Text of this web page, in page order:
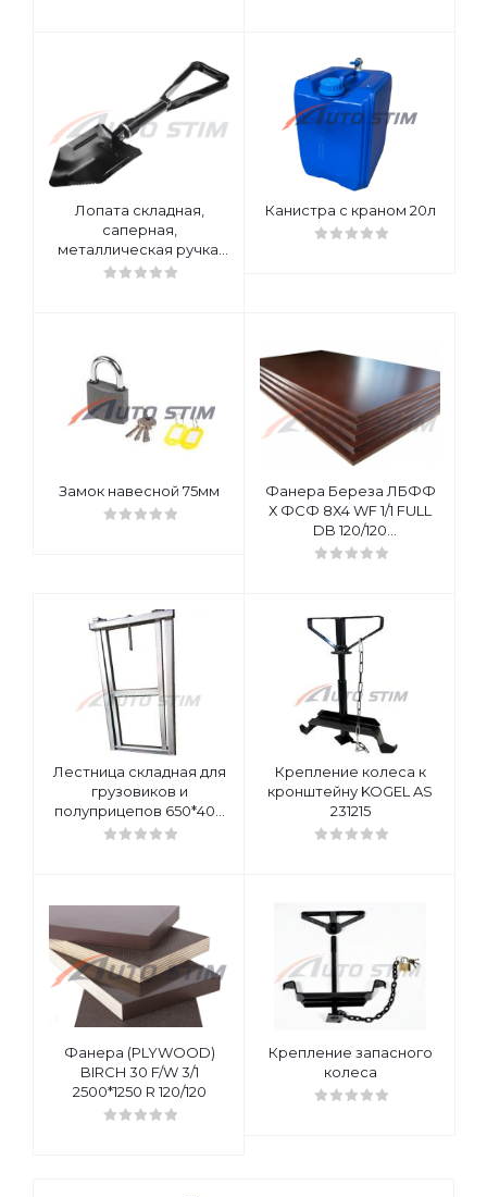
Лопата складная,
саперная,
металлическая ручка,
GRINDA
Канистра с краном 20л
Замок навесной 75мм
Фанера Береза ЛБФФ
Х ФСФ 8Х4 WF 1/1 FULL
DB 120/120
2500x1250x27мм
Лестница складная для
грузовиков и
полуприцепов 650*400
мм
Крепление колеса к
кронштейну KOGEL AS
231215
Фанера (PLYWOOD)
BIRCH 30 F/W 3/1
2500*1250 R 120/120
Крепление запасного
колеса